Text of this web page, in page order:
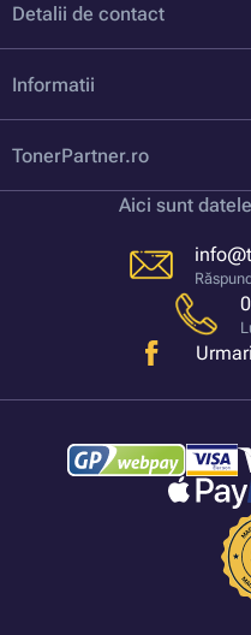
Detalii de contact
Informatii
TonerPartner.ro
Aici sunt